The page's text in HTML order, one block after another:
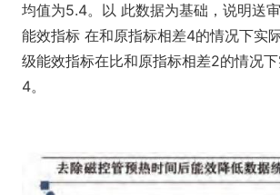
均值为5.4。以 此数据为基础，说明送
能效指标 在和原指标相差4的情况下实
级能效指标在比和原指标相差2的情况
4。